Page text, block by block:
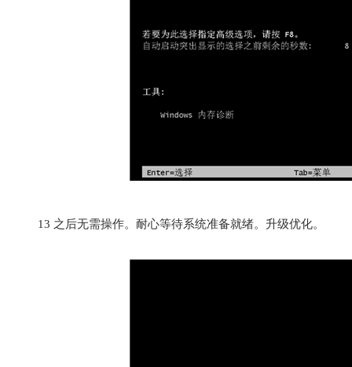
13 之后无需操作。耐心等待系统准备就绪。升级优化。